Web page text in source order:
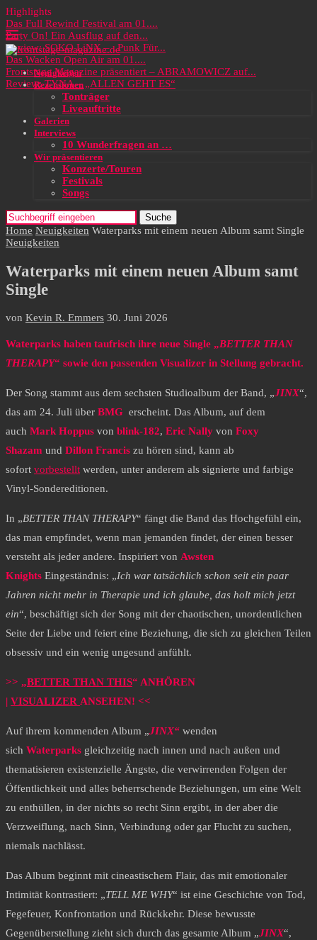
Highlights
Das Full Rewind Festival am 01....
Party On! Ein Ausflug auf den...
Review: SOKO LiNX – „Punk Für...
Das Wacken Open Air am 01....
Frontstage Magazine präsentiert – ABRAMOWICZ auf...
Review: TYNA – „ALLEN GEHT ES“
Neuigkeiten
Rezensionen
Tonträger
Liveauftritte
Galerien
Interviews
10 Wunderfragen an …
Wir präsentieren
Konzerte/Touren
Festivals
Songs
Suche
Home Neuigkeiten Waterparks mit einem neuen Album samt Single
Neuigkeiten
Waterparks mit einem neuen Album samt
Single
von Kevin R. Emmers 30. Juni 2026
Waterparks haben taufrisch ihre neue Single „BETTER THAN
THERAPY“ sowie den passenden Visualizer in Stellung gebracht.
Der Song stammt aus dem sechsten Studioalbum der Band, „JINX“,
das am 24. Juli über BMG erscheint. Das Album, auf dem
auch Mark Hoppus von blink-182, Eric Nally von Foxy
Shazam und Dillon Francis zu hören sind, kann ab
sofort vorbestellt werden, unter anderem als signierte und farbige
Vinyl-Sondereditionen.
In „BETTER THAN THERAPY“ fängt die Band das Hochgefühl ein,
das man empfindet, wenn man jemanden findet, der einen besser
versteht als jeder andere. Inspiriert von Awsten
Knights Eingeständnis: „Ich war tatsächlich schon seit ein paar
Jahren nicht mehr in Therapie und ich glaube, das holt mich jetzt
ein“, beschäftigt sich der Song mit der chaotischen, unordentlichen
Seite der Liebe und feiert eine Beziehung, die sich zu gleichen Teilen
obsessiv und ein wenig ungesund anfühlt.
>> „BETTER THAN THIS“ ANHÖREN
| VISUALIZER ANSEHEN! <<
Auf ihrem kommenden Album „JINX“ wenden
sich Waterparks gleichzeitig nach innen und nach außen und
thematisieren existenzielle Ängste, die verwirrenden Folgen der
Öffentlichkeit und alles beherrschende Beziehungen, um eine Welt
zu enthüllen, in der nichts so recht Sinn ergibt, in der aber die
Verzweiflung, nach Sinn, Verbindung oder gar Flucht zu suchen,
niemals nachlässt.
Das Album beginnt mit cineastischem Flair, das mit emotionaler
Intimität kontrastiert: „TELL ME WHY“ ist eine Geschichte von Tod,
Fegefeuer, Konfrontation und Rückkehr. Diese bewusste
Gegenüberstellung zieht sich durch das gesamte Album „JINX“,